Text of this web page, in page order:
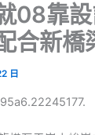
08靠
合新橋
日